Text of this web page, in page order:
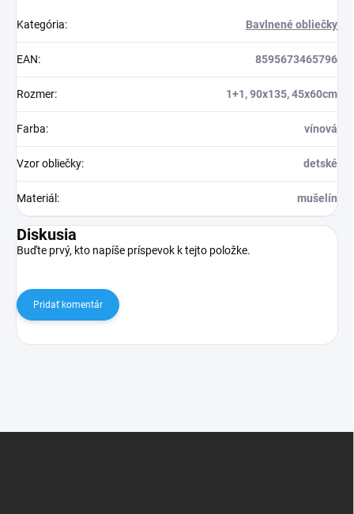
Kategória: Bavlnené obliečky
EAN: 8595673465796
Rozmer: 1+1, 90x135, 45x60cm
Farba: vínová
Vzor obliečky: detské
Materiál : mušelín
Diskusia
Buďte prvý, kto napíše príspevok k tejto položke.
Pridať komentár